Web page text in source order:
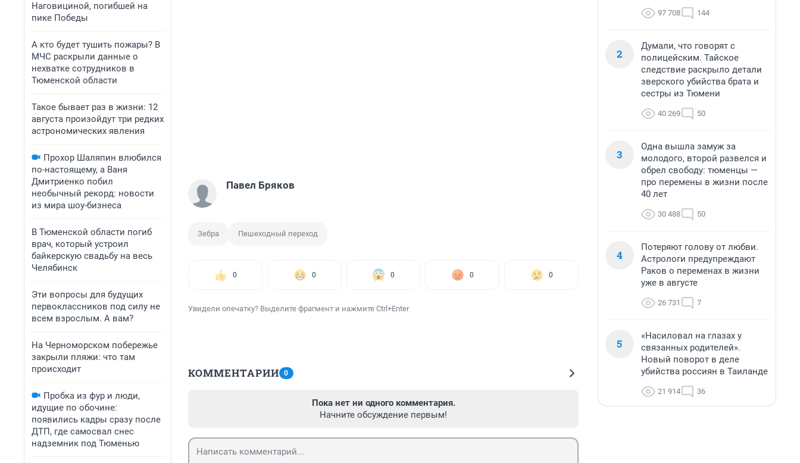
Наговициной, погибшей на
пике Победы
А кто будет тушить пожары? В
МЧС раскрыли данные о
нехватке сотрудников в
Тюменской области
Такое бывает раз в жизни: 12
августа произойдут три редких
астрономических явления
Прохор Шаляпин влюбился
по-настоящему, а Ваня
Дмитриенко побил
необычный рекорд: новости
из мира шоу-бизнеса
В Тюменской области погиб
врач, который устроил
байкерскую свадьбу на весь
Челябинск
Эти вопросы для будущих
первоклассников под силу не
всем взрослым. А вам?
На Черноморском побережье
закрыли пляжи: что там
происходит
Пробка из фур и люди,
идущие по обочине:
появились кадры сразу после
ДТП, где самосвал снес
надземник под Тюменью
Павел Бряков
Зебра Пешеходный переход
0 0 0 0 0
Увидели опечатку? Выделите фрагмент и нажмите Ctrl+Enter
КОММЕНТАРИИ 0
Пока нет ни одного комментария.
Начните обсуждение первым!
97 708 144
2
Думали, что говорят с
полицейским. Тайское
следствие раскрыло детали
зверского убийства брата и
сестры из Тюмени
40 269 50
3
Одна вышла замуж за
молодого, второй развелся и
обрел свободу: тюменцы —
про перемены в жизни после
40 лет
30 488 50
4
Потеряют голову от любви.
Астрологи предупреждают
Раков о переменах в жизни
уже в августе
26 731 7
5
«Насиловал на глазах у
связанных родителей».
Новый поворот в деле
убийства россиян в Таиланде
21 914 36